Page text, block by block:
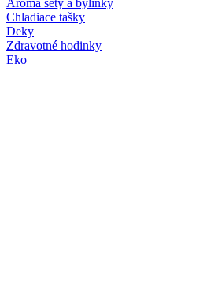
Aroma sety a bylinky
Chladiace tašky
Deky
Zdravotné hodinky
Eko